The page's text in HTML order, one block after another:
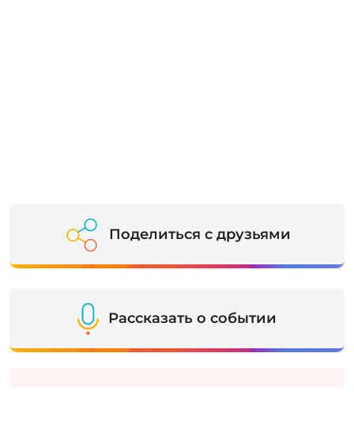
Поделиться с друзьями
Рассказать о событии